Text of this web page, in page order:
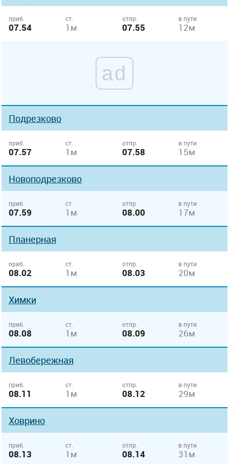
приб.
07.54
ст.
1м
отпр.
07.55
в пути
12м
ad
Подрезково
приб.
07.57
ст.
1м
отпр.
07.58
в пути
15м
Новоподрезково
приб.
07.59
ст.
1м
отпр.
08.00
в пути
17м
Планерная
приб.
08.02
ст.
1м
отпр.
08.03
в пути
20м
Химки
приб.
08.08
ст.
1м
отпр.
08.09
в пути
26м
Левобережная
приб.
08.11
ст.
1м
отпр.
08.12
в пути
29м
Ховрино
приб.
08.13
ст.
1м
отпр.
08.14
в пути
31м